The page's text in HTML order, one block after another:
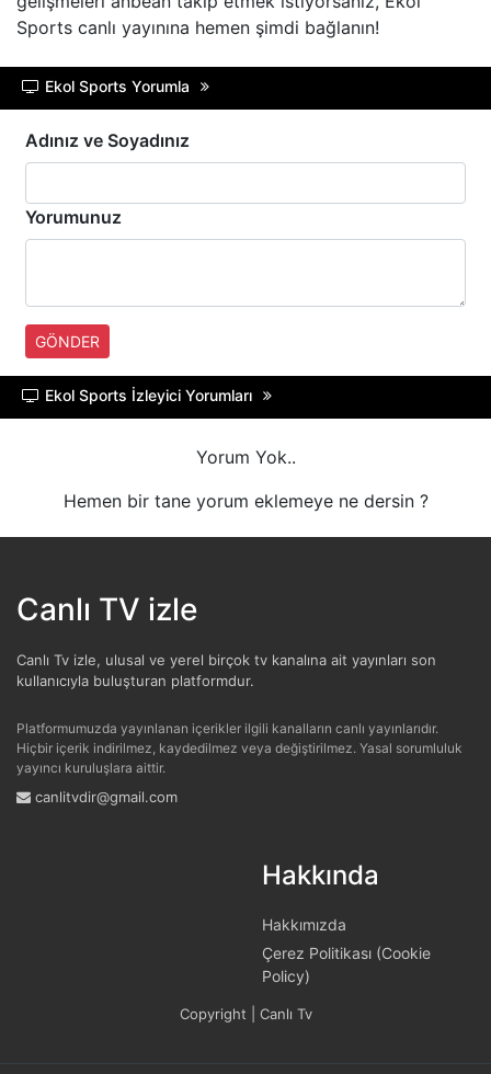
TJK TV
TRT SPOR
HT SPOR
TLC
BLOOMBERG HT
Sports canlı yayınına hemen şimdi bağlanın!
Ekol Sports Yorumla
Adınız ve Soyadınız
Yorumunuz
GÖNDER
Ekol Sports İzleyici Yorumları
Yorum Yok..
Hemen bir tane yorum eklemeye ne dersin ?
Canlı TV izle
Canlı Tv izle, ulusal ve yerel birçok tv kanalına ait yayınları son
kullanıcıyla buluşturan platformdur.
Platformumuzda yayınlanan içerikler ilgili kanalların canlı yayınlarıdır.
Hiçbir içerik indirilmez, kaydedilmez veya değiştirilmez. Yasal sorumluluk
yayıncı kuruluşlara aittir.
canlitvdir@gmail.com
Hakkında
Hakkımızda
Çerez Politikası (Cookie
Policy)
Copyright | Canlı Tv